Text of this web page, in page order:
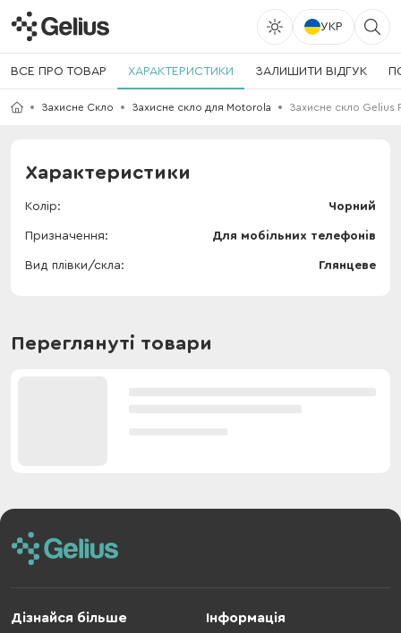
УКР
ВСЕ ПРО ТОВАР ХАРАКТЕРИСТИКИ ЗАЛИШИТИ ВІДГУК
Захисне Скло Захисне скло для Motorola Захисне скло Gelius
Характеристики
Колір Чорний
Призначення Для мобільних телефонів
Вид плівки/скла Глянцеве
Переглянуті товари
Дізнайся більше Інформація